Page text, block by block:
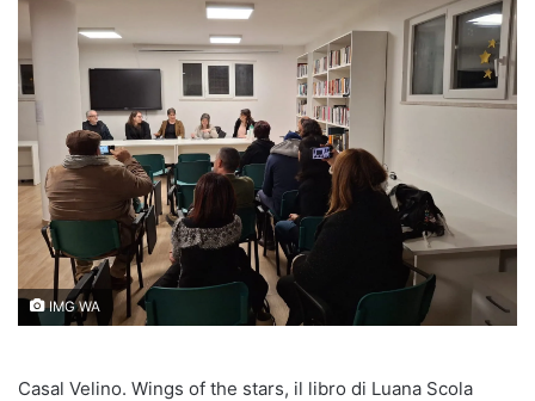
IMG WA
Casal Velino. Wings of the stars, il libro di Luana Scola